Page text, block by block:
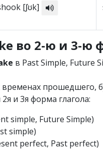
[ʃʊk]
во 2-ю и 3-ю
в Past Simple, Future
временах прошедшего,
и 3я форма глагола:
simple, Future Simple)
simple)
perfect, Past perfect)